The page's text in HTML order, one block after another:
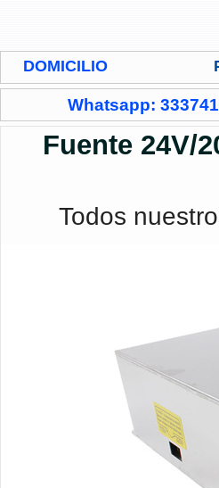
DOMICILIO
Whatsapp:
Fuente 24V/
Todos